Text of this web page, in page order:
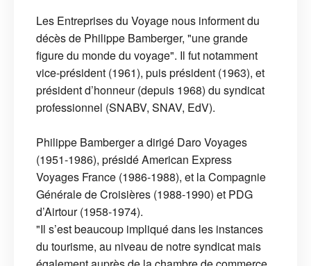
Les Entreprises du Voyage nous informent du
décès de Philippe Bamberger, "une grande
figure du monde du voyage". Il fut notamment
vice-président (1961), puis président (1963), et
président d’honneur (depuis 1968) du syndicat
professionnel (SNABV, SNAV, EdV).
Philippe Bamberger a dirigé Daro Voyages
(1951-1986), présidé American Express
Voyages France (1986-1988), et la Compagnie
Générale de Croisières (1988-1990) et PDG
d’Airtour (1958-1974).
"Il s’est beaucoup impliqué dans les instances
du tourisme, au niveau de notre syndicat mais